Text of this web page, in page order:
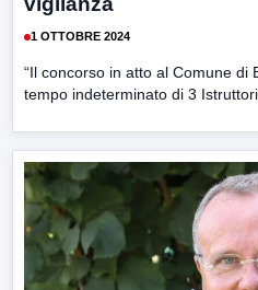
1 OTTOBRE 2024
“Il concorso in atto al Comune di
tempo indeterminato di 3 Istruttori